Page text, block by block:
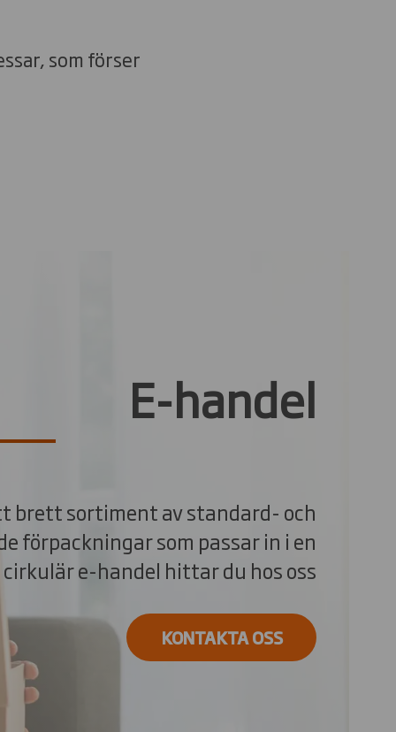
som förser
E-handel
brett sortiment av standard- och
förpackningar som passar in i en
e-handel hittar du hos oss
KONTAKTA OSS